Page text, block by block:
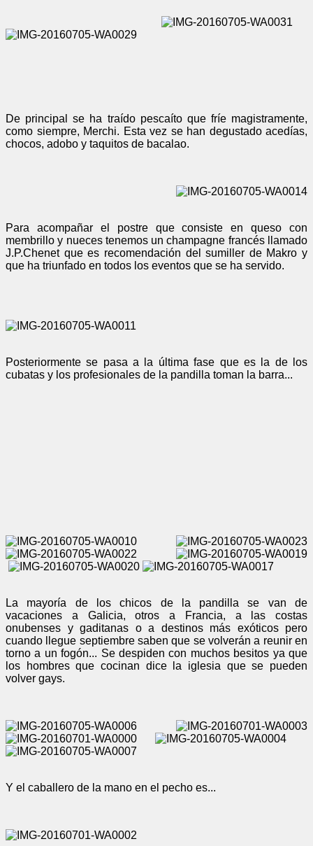
De principal se ha traído pescaíto que fríe magistramente,
como siempre, Merchi. Esta vez se han degustado acedías,
chocos, adobo y taquitos de bacalao.
Para acompañar el postre que consiste en queso con
membrillo y nueces tenemos un champagne francés llamado
J.P.Chenet que es recomendación del sumiller de Makro y
que ha triunfado en todos los eventos que se ha servido.
Posteriormente se pasa a la última fase que es la de los
cubatas y los profesionales de la pandilla toman la barra...
La mayoría de los chicos de la pandilla se van de
vacaciones a Galicia, otros a Francia, a las costas
onubenses y gaditanas o a destinos más exóticos pero
cuando llegue septiembre saben que se volverán a reunir en
torno a un fogón... Se despiden con muchos besitos ya que
los hombres que cocinan dice la iglesia que se pueden
volver gays.
Y el caballero de la mano en el pecho es...